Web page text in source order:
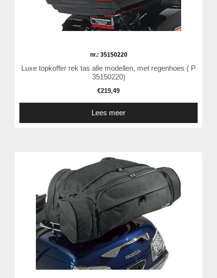
nr.: 35150220
Luxe topkoffer rek tas alle modellen, met regenhoes ( P
35150220)
€219,49
Lees meer